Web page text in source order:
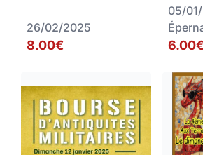
26/02/2025
8.00€
05/
6.00€